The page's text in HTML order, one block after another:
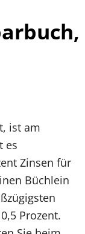
ist am
es
Zinsen für
Büchlein
Prozent.